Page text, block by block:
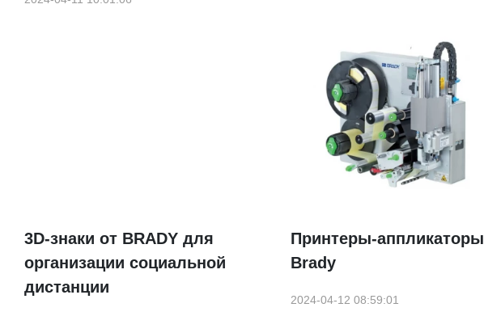
3D-знаки от BRADY для
организации социальной
дистанции
Принтеры-аппликаторы
Brady
2024-04-12 08:59:01